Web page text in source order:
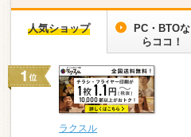
人気ショップ
PC・BTOな
らココ！
ラクスル